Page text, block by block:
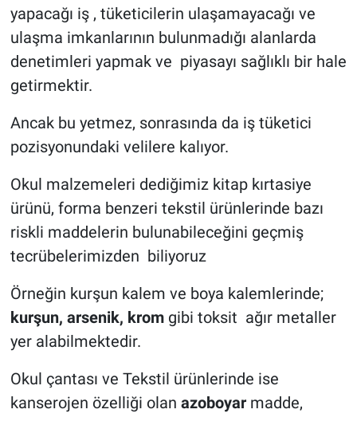
yapacağı iş , tüketicilerin ulaşamayacağı ve
ulaşma imkanlarının bulunmadığı alanlarda
denetimleri yapmak ve piyasayı sağlıklı bir hale
getirmektir.
Ancak bu yetmez, sonrasında da iş tüketici
pozisyonundaki velilere kalıyor.
Okul malzemeleri dediğimiz kitap kırtasiye
ürünü, forma benzeri tekstil ürünlerinde bazı
riskli maddelerin bulunabileceğini geçmiş
tecrübelerimizden biliyoruz
Örneğin kurşun kalem ve boya kalemlerinde;
kurşun, arsenik, kromgibi toksit ağır metaller
yer alabilmektedir.
Okul çantası ve Tekstil ürünlerinde ise
kanserojen özelliği olan azoboyarmadde,
HABERDE İNSAN
EĞİTİM
BİLİM VE TEKNOLOJİ
Güvenlik
Bölge